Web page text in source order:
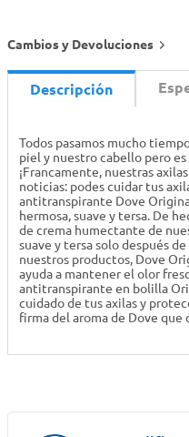
Cambios y Devoluciones
Descripción
Todos pasamos mucho
piel y nuestro cabello pero
¡Francamente, nuestras
noticias: podes cuidar tus
antitranspirante Dove
hermosa, suave y tersa. De
de crema humectante de
suave y tersa solo después
nuestros productos, Dove
ayuda a mantener el olor
antitranspirante en bolilla
cuidado de tus axilas y
firma del aroma de Dove que